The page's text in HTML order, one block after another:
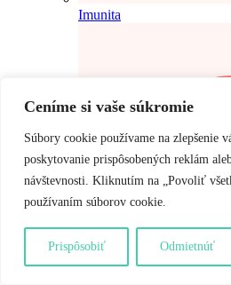
Ceníme si vaše súkromie
Súbory cookie používame na zlepšenie
poskytovanie prispôsobených reklám
návštevnosti. Kliknutím na „Povoliť
používaním súborov cookie.
Prispôsobiť Odmietnúť
Imunita